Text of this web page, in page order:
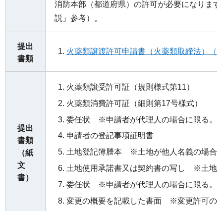
消防本部（都道府県）の許可が必要になりま
説」参考）。
提出
書類
火薬類譲渡許可申請書（火薬類取締法）（
提出
書類
（紙
文
書）
火薬類譲受許可証（規則様式第11）
火薬類消費許可証（細則第17号様式）
委任状 ※申請者が代理人の場合に限る。
申請者の登記事項証明書
土地登記簿謄本 ※土地が他人名義の場合
土地使用承諾書又は契約書の写し ※土地
委任状 ※申請者が代理人の場合に限る。
変更の概要を記載した書面 ※変更許可の